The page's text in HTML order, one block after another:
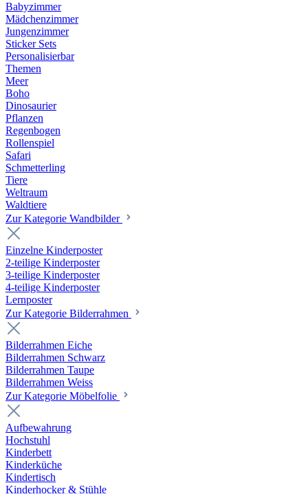
Babyzimmer
Mädchenzimmer
Jungenzimmer
Sticker Sets
Personalisierbar
Themen
Meer
Boho
Dinosaurier
Pflanzen
Regenbogen
Rollenspiel
Safari
Schmetterling
Tiere
Weltraum
Waldtiere
Zur Kategorie Wandbilder
Einzelne Kinderposter
2-teilige Kinderposter
3-teilige Kinderposter
4-teilige Kinderposter
Lernposter
Zur Kategorie Bilderrahmen
Bilderrahmen Eiche
Bilderrahmen Schwarz
Bilderrahmen Taupe
Bilderrahmen Weiss
Zur Kategorie Möbelfolie
Aufbewahrung
Hochstuhl
Kinderbett
Kinderküche
Kindertisch
Kinderhocker & Stühle